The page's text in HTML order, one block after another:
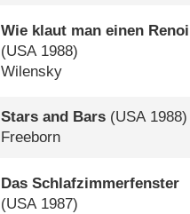
Wie klaut man einen
(USA 1988)
Wilensky
Stars and Bars (USA1988)
Freeborn
Das Schlafzimmerfenster
(USA1987)